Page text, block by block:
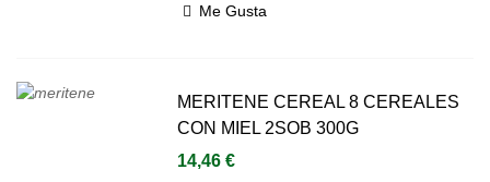
Me Gusta
MERITENE CEREAL 8 CEREALES
CON MIEL 2SOB 300G
14,46 €